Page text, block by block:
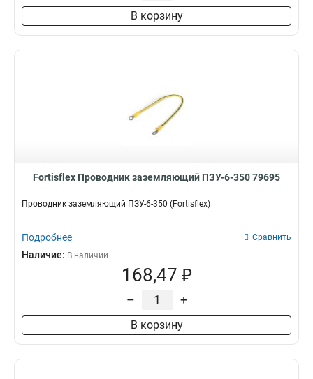
В корзину
Fortisflex Проводник заземляющий ПЗУ-6-350 79695
Проводник заземляющий ПЗУ-6-350 (Fortisflex)
Подробнее Сравнить
Наличие: В наличии
168,47 ₽
– +
В корзину